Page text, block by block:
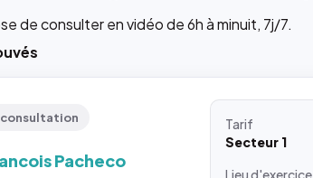
de consulter en vidéo de 6h à minuit, 7j/7.
Pacheco
Tarif
Secteur 1
Lieud'exercice